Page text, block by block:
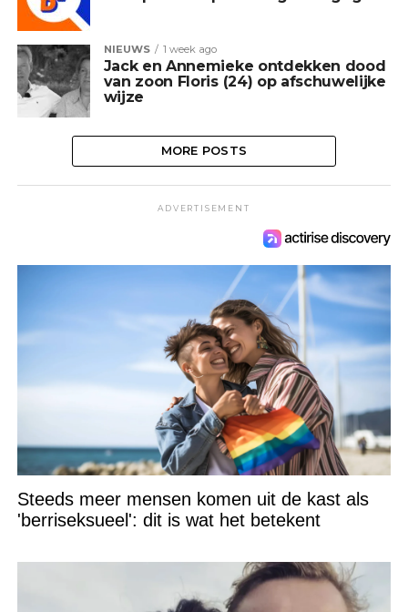
NIEUWS 1 week ago
Jack en Annemieke ontdekken dood
van zoon Floris (24) op afschuwelijke
wijze
MORE POSTS
ADVERTISEMENT
Steeds meer mensen komen uit de kast als
'berriseksueel': dit is wat het betekent